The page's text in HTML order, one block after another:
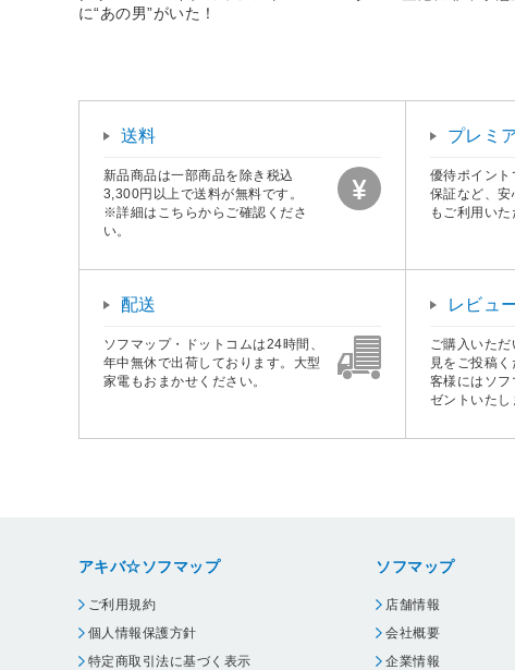
に“あの男”がいた！
送料
新品商品は一部商品を除き税込
3,300円以上で送料が無料です。
※詳細はこちらからご確認くださ
い。
プレミ
優待ポイント
保証など、安
もご利用いた
配送
ソフマップ・ドットコムは24時間、
年中無休で出荷しております。大型
家電もおまかせください。
レビュ
ご購入いた
見をご投稿
客様にはソフ
ゼントいたし
アキバ☆ソフマップ
ご利用規約
個人情報保護方針
特定商取引法に基づく表示
ソフマップ
店舗情報
会社概要
企業情報